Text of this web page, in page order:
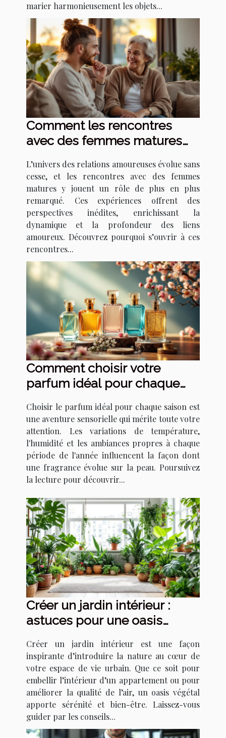
marier harmonieusement les objets...
Comment les rencontres
avec des femmes matures
amoureuses ?
L’univers des relations amoureuses évolue sans
cesse, et les rencontres avec des femmes
matures y jouent un rôle de plus en plus
remarqué. Ces expériences offrent des
perspectives inédites, enrichissant la
dynamique et la profondeur des liens
amoureux. Découvrez pourquoi s’ouvrir à ces
rencontres...
Comment choisir votre
parfum idéal pour chaque
Choisir le parfum idéal pour chaque saison est
une aventure sensorielle qui mérite toute votre
attention. Les variations de température,
l'humidité et les ambiances propres à chaque
période de l'année influencent la façon dont
une fragrance évolue sur la peau. Poursuivez
la lecture pour découvrir...
Créer un jardin intérieur :
astuces pour une oasis
Créer un jardin intérieur est une façon
inspirante d’introduire la nature au cœur de
votre espace de vie urbain. Que ce soit pour
embellir l’intérieur d’un appartement ou pour
améliorer la qualité de l’air, un oasis végétal
apporte sérénité et bien-être. Laissez-vous
guider par les conseils...